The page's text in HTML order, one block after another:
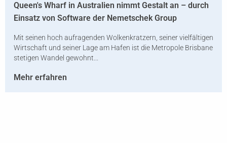
Queen's Wharf in Australien nimmt Gestalt an – durch
Einsatz von Software der Nemetschek Group
Mit seinen hoch aufragenden Wolkenkratzern, seiner vielfältigen
Wirtschaft und seiner Lage am Hafen ist die Metropole Brisbane
stetigen Wandel gewohnt...
Mehr erfahren